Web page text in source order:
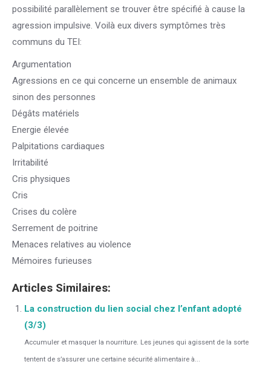
possibilité parallèlement se trouver être spécifié à cause la
agression impulsive. Voilà eux divers symptômes très
communs du TEI:
Argumentation
Agressions en ce qui concerne un ensemble de animaux
sinon des personnes
Dégâts matériels
Energie élevée
Palpitations cardiaques
Irritabilité
Cris physiques
Cris
Crises du colère
Serrement de poitrine
Menaces relatives au violence
Mémoires furieuses
Articles Similaires:
La construction du lien social chez l’enfant adopté
(3/3)
Accumuler et masquer la nourriture. Les jeunes qui agissent de la sorte
tentent de s’assurer une certaine sécurité alimentaire à...